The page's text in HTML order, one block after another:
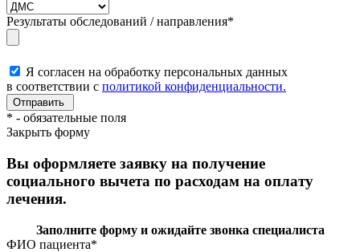
Результаты обследований / направления*
Я согласен на обработку персональных данных
в соответствии с политикой конфиденциальности.
* - обязательные поля
Закрыть форму
Вы оформляете заявку на получение
социального вычета по расходам на оплату
лечения.
Заполните форму и ожидайте звонка специалиста
ФИО пациента*